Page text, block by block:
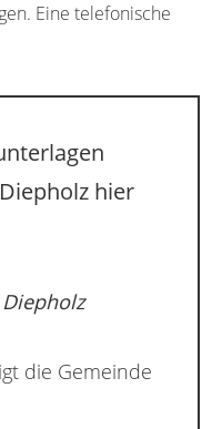
Eine telefonische
hier
die Gemeinde